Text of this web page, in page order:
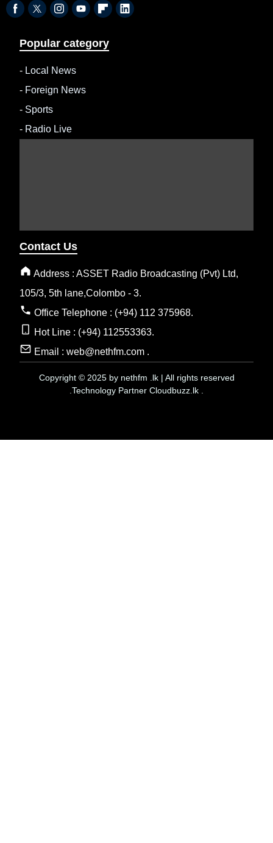
Popular category
- Local News
- Foreign News
- Sports
- Radio Live
Contact Us
Address : ASSET Radio Broadcasting (Pvt) Ltd,
105/3, 5th lane,Colombo - 3.
Office Telephone : (+94) 112 375968.
Hot Line : (+94) 112553363.
Email : web@nethfm.com .
Copyright © 2025 by nethfm .lk | All rights reserved
.Technology Partner Cloudbuzz.lk .